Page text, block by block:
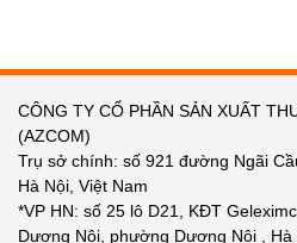
CÔNG TY CỔ PHẦN SẢN XUẤT
(AZCOM)
Trụ sở chính: số 921 đường Ngãi
Hà Nội, Việt Nam
*VP HN: số 25 lô D21, KĐT
Dương Nội, phường Dương Nội , Hà